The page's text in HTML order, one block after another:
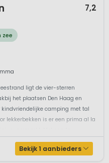
7,2
zee
ligt de vier-sterren
het plaatsen Den Haag en
kindvriendelijke camping met tal
lekkerbekken is er een prima al la
Bekijk 1 aanbieders